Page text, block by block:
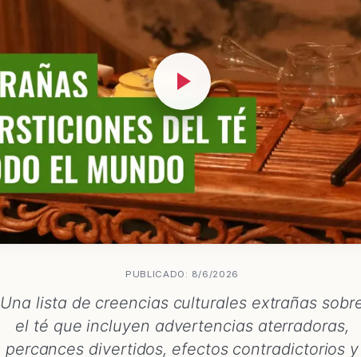
PUBLICADO: 8/6/2026
Una lista de creencias culturales extrañas
el té que incluyen advertencias aterradoras,
percances divertidos, efectos contradictorios y